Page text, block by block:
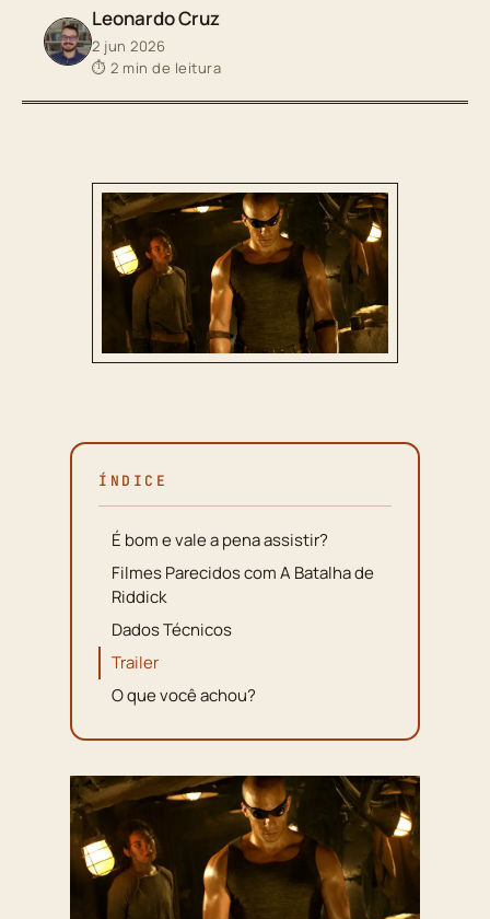
Leonardo Cruz
2 jun 2026
⏱ 2 min de leitura
ÍNDICE
É bom e vale a pena assistir?
Filmes Parecidos com A Batalha de
Riddick
Dados Técnicos
Trailer
O que você achou?